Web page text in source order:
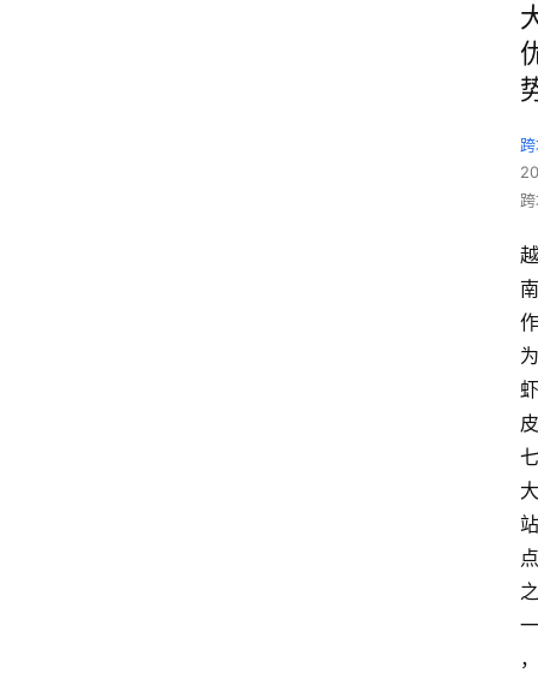
越
南
作
为
虾
皮
七
大
站
点
之
一
，